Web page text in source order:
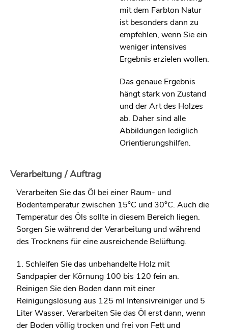
mit dem Farbton Natur
ist besonders dann zu
empfehlen, wenn Sie ein
weniger intensives
Ergebnis erzielen wollen.
Das genaue Ergebnis
hängt stark von Zustand
und der Art des Holzes
ab. Daher sind alle
Abbildungen lediglich
Orientierungshilfen.
Verarbeitung / Auftrag
Verarbeiten Sie das Öl bei einer Raum- und
Bodentemperatur zwischen 15°C und 30°C. Auch die
Temperatur des Öls sollte in diesem Bereich liegen.
Sorgen Sie während der Verarbeitung und während
des Trocknens für eine ausreichende Belüftung.
1. Schleifen Sie das unbehandelte Holz mit
Sandpapier der Körnung 100 bis 120 fein an.
Reinigen Sie den Boden dann mit einer
Reinigungslösung aus 125 ml Intensivreiniger und 5
Liter Wasser. Verarbeiten Sie das Öl erst dann, wenn
der Boden völlig trocken und frei von Fett und